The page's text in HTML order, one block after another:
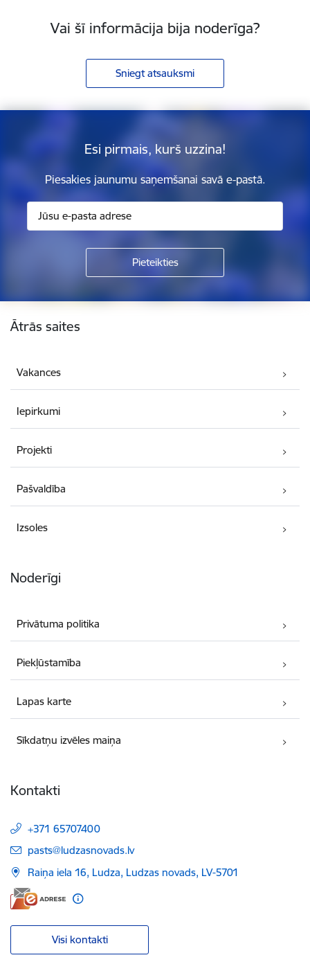
Vai šī informācija bija noderīga?
Sniegt atsauksmi
Esi pirmais, kurš uzzina!
Piesakies jaunumu saņemšanai savā e-pastā.
Kājene
Ātrās saites
Vakances
Iepirkumi
Projekti
Pašvaldība
Izsoles
Noderīgi
Privātuma politika
Piekļūstamība
Lapas karte
Sīkdatņu izvēles maiņa
Kontakti
+371 65707400
E-pasts:
pasts@ludzasnovads.lv
Raiņa iela 16, Ludza, Ludzas novads, LV-5701
Visi kontakti